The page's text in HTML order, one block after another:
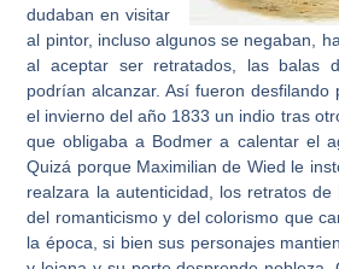
dudaban en visitar
al pintor, incluso algunos se negaban,
al aceptar ser retratados, las balas
podrían alcanzar. Así fueron desfilando
el invierno del año 1833 un indio tras
que obligaba a Bodmer a calentar el
Quizá porque Maximilian de Wied le
realzara la autenticidad, los retratos
del romanticismo y del colorismo que
la época, si bien sus personajes